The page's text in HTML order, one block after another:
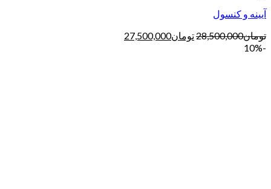
آیینه و کنسول
تومان28,500,000تومان27,500,000
-10%